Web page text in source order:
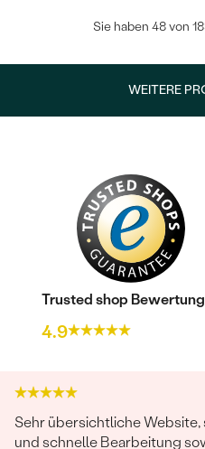
Sie haben 48 von
WEITERE
Trusted shop
4.9
Sehr übersichtliche
und schnelle Bearbeitung